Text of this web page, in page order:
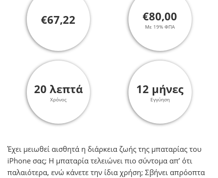
€67,22 €80,00
Με 19% ΦΠΑ
20 λεπτά
Χρόνος
12 μήνες
Εγγύηση
Έχει μειωθεί αισθητά η διάρκεια ζωής της μπαταρίας του
iPhone σας; H μπαταρία τελειώνει πιο σύντομα απ’ ότι
παλαιότερα, ενώ κάνετε την ίδια χρήση; Σβήνει απρόοπτα